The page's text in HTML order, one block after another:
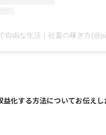
益化する方法についてお伝え